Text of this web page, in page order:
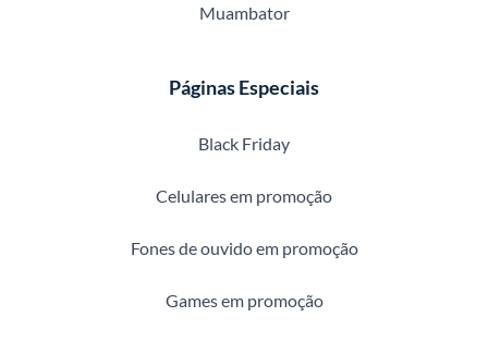
Muambator
Páginas Especiais
Black Friday
Celulares em promoção
Fones de ouvido em promoção
Games em promoção